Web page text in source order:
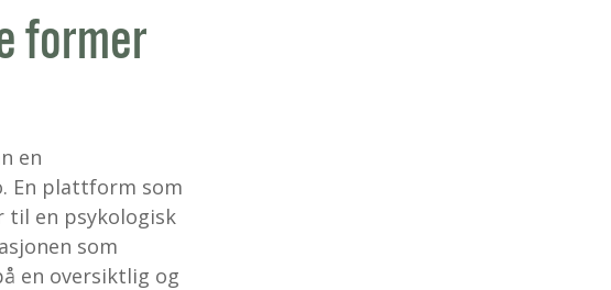
former
en
En plattform som
til en psykologisk
som
en oversiktlig og